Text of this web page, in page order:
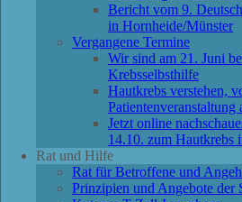
Bericht vom 9.
in Hornheide/Münster
Vergangene Termine
Wir sind am 21. Juni
Krebsselbsthilfe
Hautkrebs verstehen,
Jetzt online
14.10. zum Hautkrebs
Rat und Hilfe
Rat für Betroffene und
Prinzipien und Angebote der